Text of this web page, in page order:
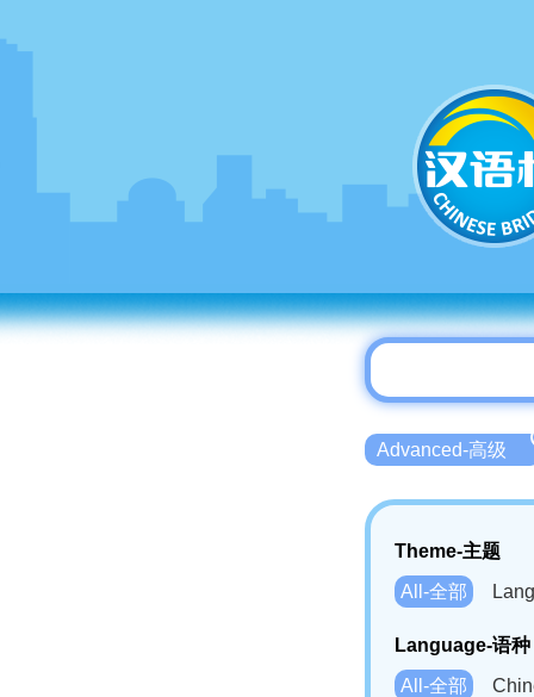
Advanced-高级
Theme-主题
All-全部
Language-语种
All-全部